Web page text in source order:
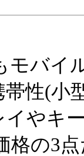
バイ
性(小
やキ
格の3